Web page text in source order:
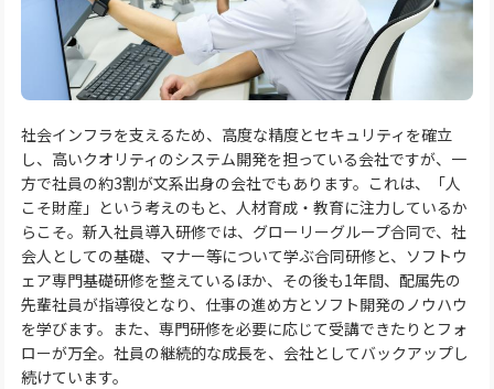
社会インフラを支えるため、高度な精度とセキュリティを確立
し、高いクオリティのシステム開発を担っている会社ですが、一
方で社員の約3割が文系出身の会社でもあります。これは、「人
こそ財産」という考えのもと、人材育成・教育に注力しているか
らこそ。新入社員導入研修では、グローリーグループ合同で、社
会人としての基礎、マナー等について学ぶ合同研修と、ソフトウ
ェア専門基礎研修を整えているほか、その後も1年間、配属先の
先輩社員が指導役となり、仕事の進め方とソフト開発のノウハウ
を学びます。また、専門研修を必要に応じて受講できたりとフォ
ローが万全。社員の継続的な成長を、会社としてバックアップし
続けています。